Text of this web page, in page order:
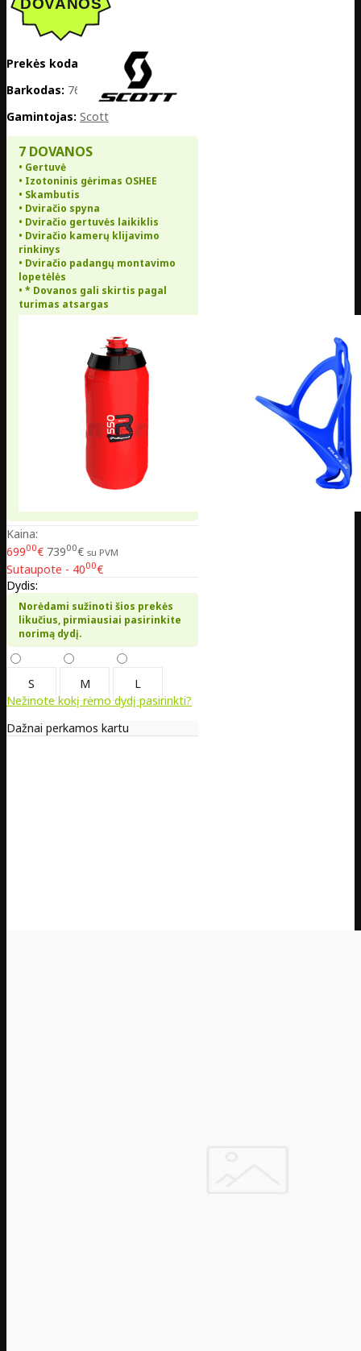
Prekės kodas:
EE02-425384-8335
Barkodas: 7616185386254
Gamintojas: Scott
7 DOVANOS
• Gertuvė
• Izotoninis gėrimas OSHEE
• Skambutis
• Dviračio spyna
• Dviračio gertuvės laikiklis
• Dviračio kamerų klijavimo
rinkinys
• Dviračio padangų montavimo
lopetėlės
• * Dovanos gali skirtis pagal
turimas atsargas
Kaina:
69900€ 73900€ su PVM
Sutaupote - 4000€
Dydis:
Norėdami sužinoti šios prekės
likučius, pirmiausiai pasirinkite
norimą dydį.
S M
L
Nežinote kokį rėmo dydį pasirinkti?
Dažnai perkamos kartu